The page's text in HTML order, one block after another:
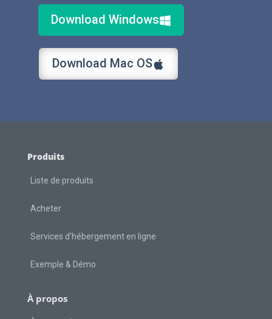
Download Windows
Download Mac OS
Produits
Liste de produits
Acheter
Services d'hébergement en ligne
Exemple & Démo
À propos